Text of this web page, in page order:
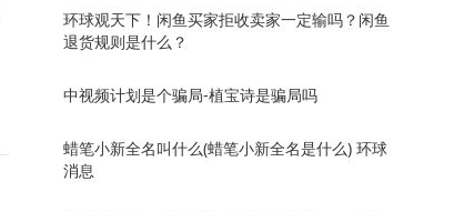
环球观天下！闲鱼买家拒收卖家一定输吗？闲鱼
退货规则是什么？
中视频计划是个骗局-植宝诗是骗局吗
蜡笔小新全名叫什么(蜡笔小新全名是什么) 环球
消息